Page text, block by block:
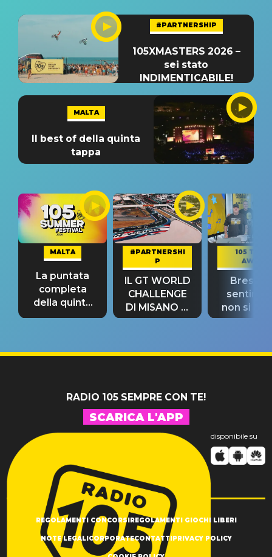
#PARTNERSHIP
105XMASTERS 2026 –
sei stato
INDIMENTICABILE!
MALTA
Il best of della quinta
tappa
MALTA
La puntata
completa
della quinta
tappa
#PARTNERSHI
P
IL GT WORLD
CHALLENGE
DI MISANO si
riconferma
105 TAKE
AWAY
Bresh:
non si
fino alla
RADIO 105 SEMPRE CON TE!
SCARICA L'APP
disponibile su
REGOLAMENTI CONCORSIREGOLAMENTI GIOCHI LIBERI
NOTE LEGALICORPORATECONTATTIPRIVACY POLICY